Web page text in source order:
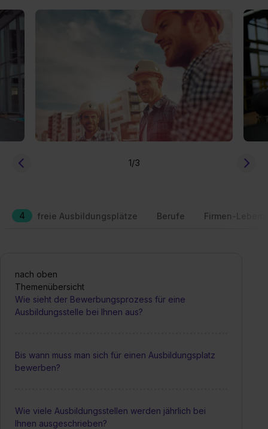
1/3
4 freie Ausbildungsplätze Berufe Firmen-
nach oben
Themenübersicht
Wie sieht der Bewerbungsprozess für eine
Ausbildungsstelle bei Ihnen aus?
Bis wann muss man sich für einen Ausbildungsplatz
bewerben?
Wie viele Ausbildungsstellen werden jährlich bei
Ihnen ausgeschrieben?